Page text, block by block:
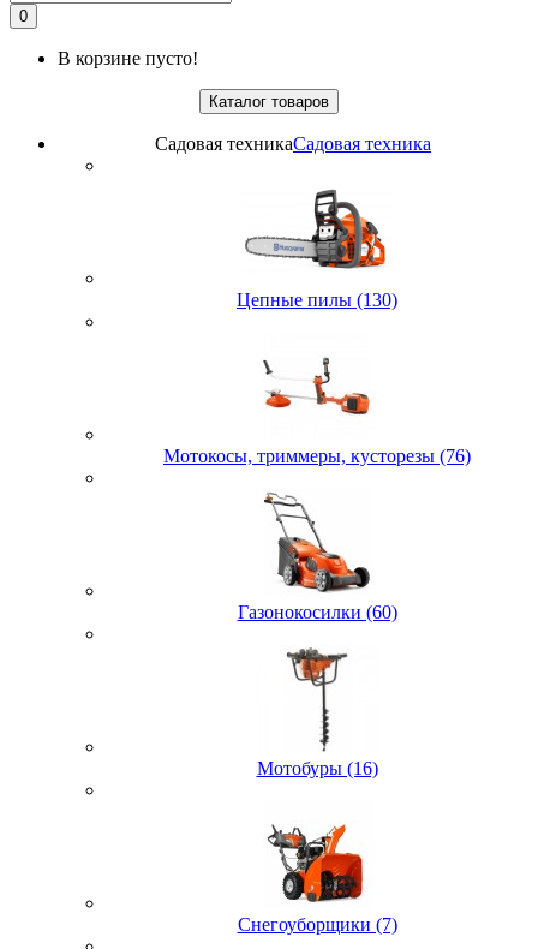
0
В корзине пусто!
Каталог товаров
Садовая техникаСадовая техника
Цепные пилы (130)
Мотокосы, триммеры, кусторезы (76)
Газонокосилки (60)
Мотобуры (16)
Снегоуборщики (7)